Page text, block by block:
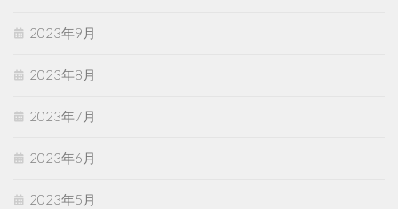
2023年9月
2023年8月
2023年7月
2023年6月
2023年5月